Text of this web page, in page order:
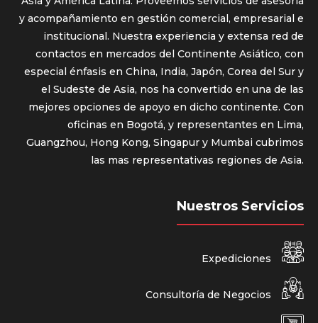
y acompañamiento en gestión comercial, empresarial e
institucional. Nuestra experiencia y extensa red de
contactos en mercados del Continente Asiático, con
especial énfasis en China, India, Japón, Corea del Sur y
el Sudeste de Asia, nos ha convertido en una de las
mejores opciones de apoyo en dicho continente. Con
oficinas en Bogotá, y representantes en Lima,
Guangzhou, Hong Kong, Singapur y Mumbai cubrimos
las mas representativas regiones de Asia.
Nuestros Servicios
Expediciones
Consultoría de Negocios